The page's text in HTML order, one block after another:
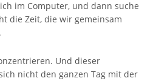
im Computer, und dann suche
die Zeit, die wir gemeinsam
Und dieser
nicht den ganzen Tag mit der